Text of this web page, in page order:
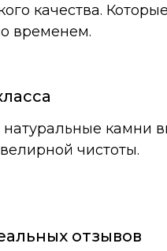
качества.
временем.
камни
чистоты.
отзывов